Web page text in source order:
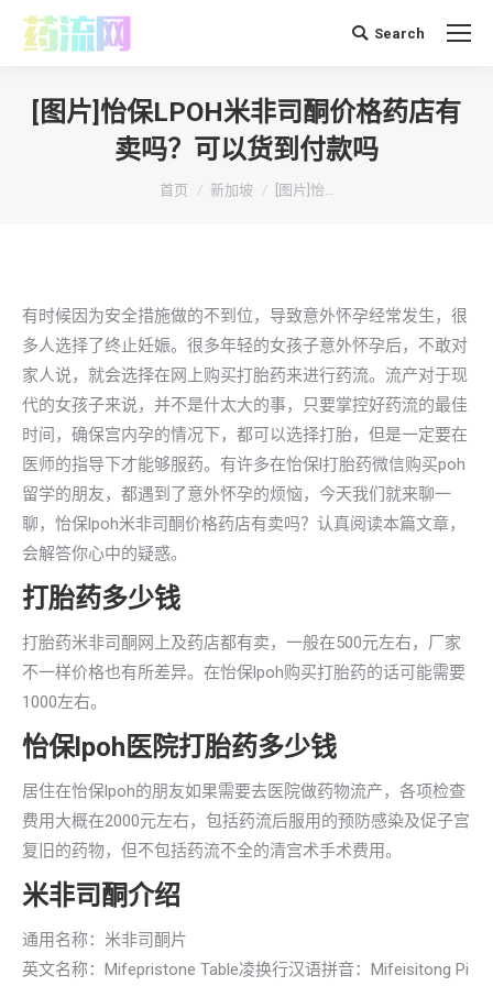
搜 Search
[图片]怡保LPOH米非司酮价格药店有
卖吗？可以货到付款吗
你在这里：
首页 新加坡 [图片]怡…
有时候因为安全措施做的不到位，导致意外怀孕经常发生，很
多人选择了终止妊娠。很多年轻的女孩子意外怀孕后，不敢对
家人说，就会选择在网上购买打胎药来进行药流。流产对于现
代的女孩子来说，并不是什太大的事，只要掌控好药流的最佳
时间，确保宫内孕的情况下，都可以选择打胎，但是一定要在
医师的指导下才能够服药。有许多在怡保l打胎药微信购买poh
留学的朋友，都遇到了意外怀孕的烦恼，今天我们就来聊一
聊，怡保lpoh米非司酮价格药店有卖吗？认真阅读本篇文章，
会解答你心中的疑惑。
打胎药多少钱
打胎药米非司酮网上及药店都有卖，一般在500元左右，厂家
不一样价格也有所差异。在怡保lpoh购买打胎药的话可能需要
1000左右。
怡保lpoh医院打胎药多少钱
居住在怡保lpoh的朋友如果需要去医院做药物流产，各项检查
费用大概在2000元左右，包括药流后服用的预防感染及促子宫
复旧的药物，但不包括药流不全的清宫术手术费用。
米非司酮介绍
通用名称：米非司酮片
英文名称：Mifepristone Table凌换行汉语拼音：Mifeisitong Pi